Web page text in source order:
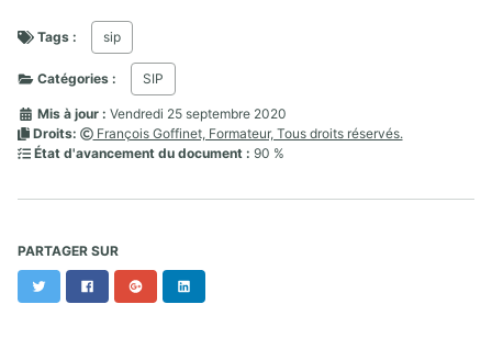
Tags : sip
Catégories : SIP
Mis à jour : Vendredi 25 septembre 2020
Droits:
François Goffinet, Formateur, Tous droits réservés.
État d'avancement du document : 90 %
PARTAGER SUR
Twitter FacebookGoogle+